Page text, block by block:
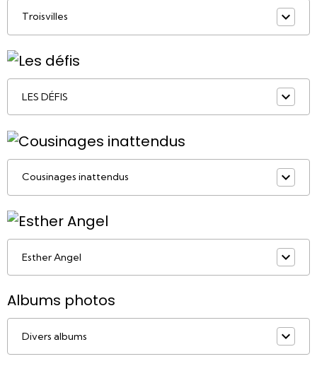
Troisvilles
LES DÉFIS
Cousinages inattendus
Esther Angel
Albums photos
Divers albums